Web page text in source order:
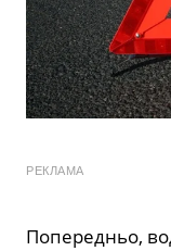
РЕКЛАМА
Попередньо,